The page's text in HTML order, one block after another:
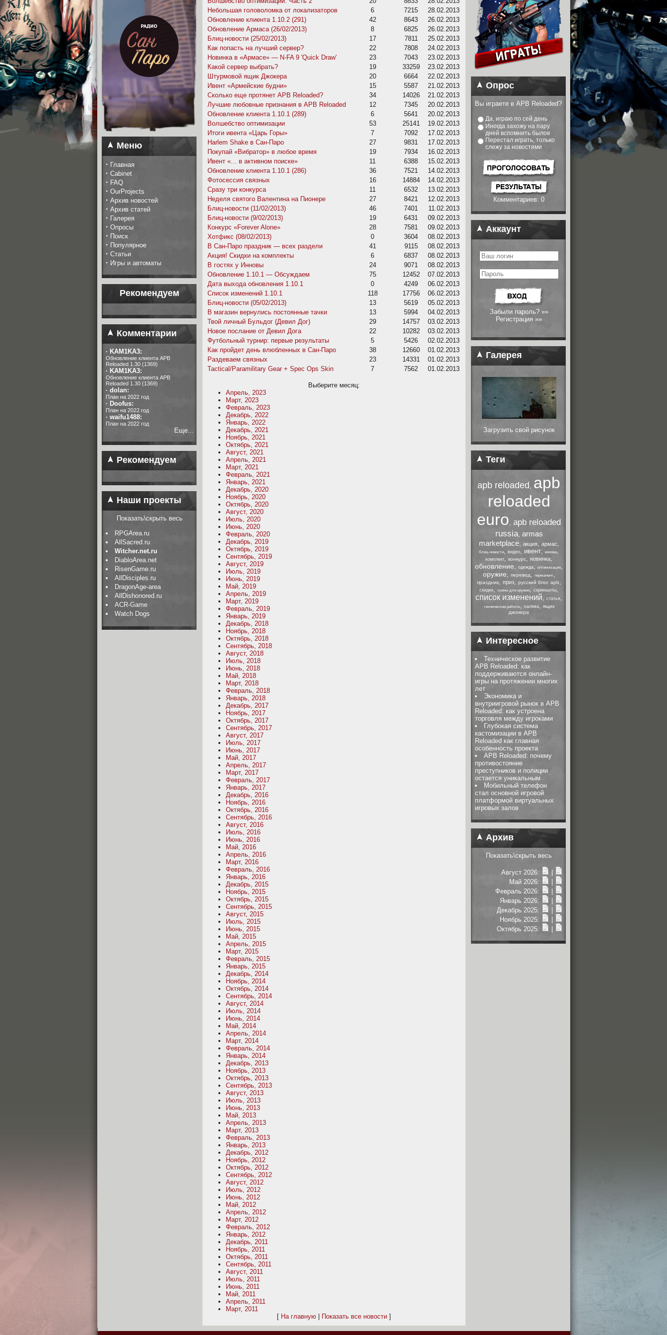
Меню
· Главная
· Cabinet
· FAQ
· OurProjects
· Архив новостей
· Архив статей
· Галерея
· Опросы
· Поиск
· Популярное
· Статьи
· Игры и автоматы
Рекомендуем
Комментарии
· KAM1KA3:
Обновление клиента APB
Reloaded 1.30 (1369)
· KAM1KA3:
Обновление клиента APB
Reloaded 1.30 (1369)
· dolan:
План на 2022 год
· Doofus:
План на 2022 год
· waifu1488:
План на 2022 год
Еще...
Рекомендуем
Наши проекты
Показать\скрыть весь
RPGArea.ru
AllSacred.ru
Witcher.net.ru
DiabloArea.net
RisenGame.ru
AllDisciples.ru
DragonAge-area
AllDishonored.ru
ACR-Game
Watch Dogs
Небольшая головоломка от локализаторов
6 7215
28.02.2013
Обновление клиента 1.10.2 (291)
42 8643
26.02.2013
Обновление Армаса (26/02/2013)
8 6825
26.02.2013
Блиц-новости (25/02/2013)
17 7811
25.02.2013
Как попасть на лучший сервер?
22 7808
24.02.2013
Новинка в «Армасе» — N-FA 9 'Quick Draw'
23 7043
23.02.2013
Какой сервер выбрать?
19 33259
23.02.2013
Штурмовой ящик Джокера
20 6664
22.02.2013
Ивент «Армейские будни»
15 5587
21.02.2013
Сколько еще протянет APB Reloaded?
34 14026
21.02.2013
Лучшие любовные признания в APB Reloaded
12 7345
20.02.2013
Обновление клиента 1.10.1 (289)
6 5641
20.02.2013
Волшебство оптимизации
53 25141
19.02.2013
Итоги ивента «Царь Горы»
7 7092
17.02.2013
Harlem Shake в Сан-Паро
27 9831
17.02.2013
Покупай «Вибратор» в любое время
19 7934
16.02.2013
Ивент «... в активном поиске»
11 6388
15.02.2013
Обновление клиента 1.10.1 (286)
36 7521
14.02.2013
Фотосессия связных
16 14884
14.02.2013
Сразу три конкурса
11 6532
13.02.2013
Неделя святого Валентина на Пионере
27 8421
12.02.2013
Блиц-новости (11/02/2013)
46 7401
11.02.2013
Блиц-новости (9/02/2013)
19 6431
09.02.2013
Конкурс «Forever Alone»
28 7581
09.02.2013
Хотфикс (08/02/2013)
0 3604
08.02.2013
В Сан-Паро праздник — всех раздели
41 9115
08.02.2013
Акция! Скидки на комплекты
6 6837
08.02.2013
В гостях у Инновы
24 9071
08.02.2013
Обновление 1.10.1 — Обсуждаем
75 12452
07.02.2013
Дата выхода обновления 1.10.1
0 4249
06.02.2013
Список изменений 1.10.1
118 17756
06.02.2013
Блиц-новости (05/02/2013)
13 5619
05.02.2013
В магазин вернулись постоянные тачки
13 5994
04.02.2013
Твой личный Бульдог (Девил Дог)
29 14757
03.02.2013
Новое послание от Девил Дога
22 10282
03.02.2013
Футбольный турнир: первые результаты
5 5426
02.02.2013
Как пройдет день влюбленных в Сан-Паро
38 12660
01.02.2013
Раздеваем связных
23 14331
01.02.2013
Tactical/Paramilitary Gear + Spec Ops Skin
7 7562 01.02.2013
Выберите месяц:
Апрель, 2023
Март, 2023
Февраль, 2023
Декабрь, 2022
Январь, 2022
Декабрь, 2021
Ноябрь, 2021
Октябрь, 2021
Август, 2021
Апрель, 2021
Март, 2021
Февраль, 2021
Январь, 2021
Декабрь, 2020
Ноябрь, 2020
Октябрь, 2020
Август, 2020
Июль, 2020
Июнь, 2020
Февраль, 2020
Декабрь, 2019
Октябрь, 2019
Сентябрь, 2019
Август, 2019
Июль, 2019
Июнь, 2019
Май, 2019
Апрель, 2019
Март, 2019
Февраль, 2019
Январь, 2019
Декабрь, 2018
Ноябрь, 2018
Октябрь, 2018
Сентябрь, 2018
Август, 2018
Июль, 2018
Июнь, 2018
Май, 2018
Март, 2018
Февраль, 2018
Январь, 2018
Декабрь, 2017
Ноябрь, 2017
Октябрь, 2017
Сентябрь, 2017
Август, 2017
Июль, 2017
Июнь, 2017
Май, 2017
Апрель, 2017
Март, 2017
Февраль, 2017
Январь, 2017
Декабрь, 2016
Ноябрь, 2016
Октябрь, 2016
Сентябрь, 2016
Август, 2016
Июль, 2016
Июнь, 2016
Май, 2016
Апрель, 2016
Март, 2016
Февраль, 2016
Январь, 2016
Декабрь, 2015
Ноябрь, 2015
Октябрь, 2015
Сентябрь, 2015
Август, 2015
Июль, 2015
Июнь, 2015
Май, 2015
Апрель, 2015
Март, 2015
Февраль, 2015
Январь, 2015
Декабрь, 2014
Ноябрь, 2014
Октябрь, 2014
Сентябрь, 2014
Август, 2014
Июль, 2014
Июнь, 2014
Май, 2014
Апрель, 2014
Март, 2014
Февраль, 2014
Январь, 2014
Декабрь, 2013
Ноябрь, 2013
Октябрь, 2013
Сентябрь, 2013
Август, 2013
Июль, 2013
Июнь, 2013
Май, 2013
Апрель, 2013
Март, 2013
Февраль, 2013
Январь, 2013
Декабрь, 2012
Ноябрь, 2012
Октябрь, 2012
Сентябрь, 2012
Август, 2012
Июль, 2012
Июнь, 2012
Май, 2012
Апрель, 2012
Март, 2012
Февраль, 2012
Январь, 2012
Декабрь, 2011
Ноябрь, 2011
Октябрь, 2011
Сентябрь, 2011
Август, 2011
Июль, 2011
Июнь, 2011
Май, 2011
Апрель, 2011
Март, 2011
[ На главную| Показать все новости]
Опрос
Вы играете в APB Reloaded?
Да, играю по сей день
Иногда захожу на пару
дней вспомнить былое
Перестал играть, только
слежу за новостями
Комментариев: 0
Аккаунт
Забыли пароль? »»
Регистрация »»
Галерея
Загрузить свой рисунок
Теги
apb reloaded , apb
reloaded
euro, apb reloaded
russia, armas
marketplace, акция, армас,
блиц-новости, видео, ивент, иннова,
комплект, конкурс, новинка,
обновление, одежда, оптимизация,
оружие, перевод, перманент,
праздник, приз, русский блог apb,
скидки, скины для оружия, скриншоты,
список изменений, статья,
технические работы, халява, ящик
джокера
Интересное
Техническое развитие
APB Reloaded: как
поддерживаются онлайн-
игры на протяжении многих
лет
Экономика и
внутриигровой рынок в APB
Reloaded: как устроена
торговля между игроками
Глубокая система
кастомизации в APB
Reloaded как главная
особенность проекта
APB Reloaded: почему
противостояние
преступников и полиции
остается уникальным
Мобильный телефон
стал основной игровой
платформой виртуальных
игровых залов
Архив
Показать\скрыть весь
Август 2026:
Май 2026:
Февраль 2026:
Январь 2026:
Декабрь 2025:
Ноябрь 2025:
Октябрь 2025: